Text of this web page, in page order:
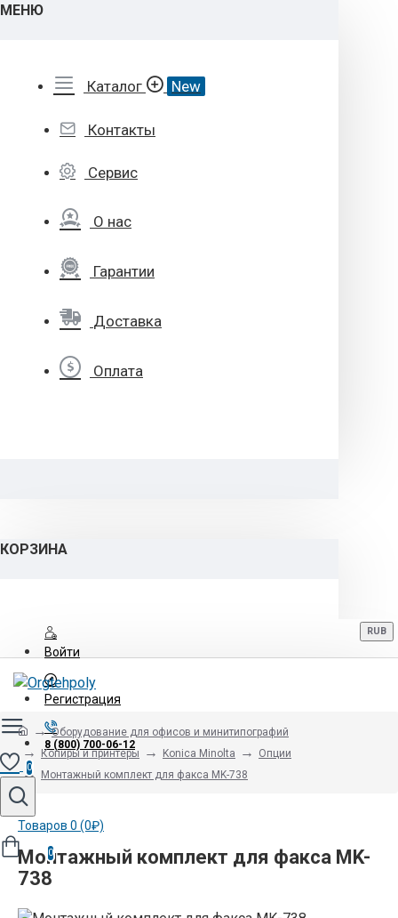
МЕНЮ
Каталог New
Контакты
Сервис
О нас
Гарантии
Доставка
Оплата
КОРЗИНА
Войти
Регистрация
8 (800) 700-06-12
RUB
0
Товаров 0 (0₽)
0
Оборудование для офисов и минитипографий
Копиры и принтеры
Konica Minolta
Опции
Монтажный комплект для факса MK-738
Монтажный комплект для факса MK-
738